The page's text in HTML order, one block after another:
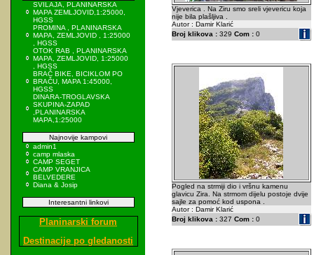
SVILAJA, PLANINARSKA
MAPA ZEMLJOVID,1:25000,
HGSS
PROMINA , PLANINARSKA
MAPA, ZEMLJOVID , 1:25000
, HGSS
OTOK RAB , PLANINARSKA
MAPA, ZEMLJOVID, 1:25000
, HGSS
BRAČ BIKE, BICIKLOM PO
BRAČU, MAPA 1:45000,
HGSS
DINARA-TROGLAVSKA
SKUPINA-ZAPAD
,PLANINARSKA
MAPA,1:25000
Najnovije kampovi
admin1
camp mlaska
CAMP SEGET
CAMP VRANJICA
BELVEDERE
Diana & Josip
Interesantni linkovi
Planinarski forum
Destinacije po gledanosti
Vjeverica . Na Ziru smo sreli vjevericu koja
nije bila plašljiva .
Autor : Damir Klarić
Broj klikova :329 Com :0
Pogled na strmiji dio i vršnu kamenu
glavicu Zira. Na strmom dijelu postoje dvije
sajle za pomoć kod uspona .
Autor : Damir Klarić
Broj klikova :327 Com :0